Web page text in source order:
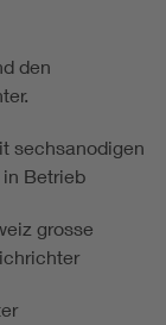
den
sechsanodigen
Betrieb
grosse